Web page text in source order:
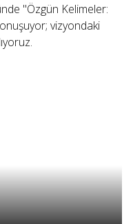
"Özgün Kelimeler:
vizyondaki